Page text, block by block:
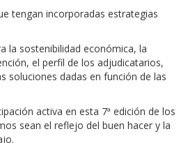
tengan incorporadas estrategias
la sostenibilidad económica, la
el perfil de los adjudicatarios,
soluciones dadas en función de las
activa en esta 7ª edición de los
sean el reflejo del buen hacer y la